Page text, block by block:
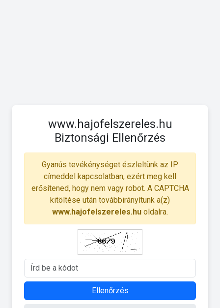
www.hajofelszereles.hu
Biztonsági Ellenőrzés
Gyanús tevékénységet észleltünk az IP
címeddel kapcsolatban, ezért meg kell
erősítened, hogy nem vagy robot. A CAPTCHA
kitöltése után továbbirányítunk a(z)
www.hajofelszereles.hu oldalra.
Ellenőrzés